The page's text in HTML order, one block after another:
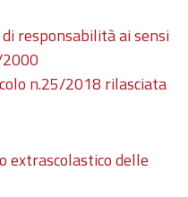
responsabilità ai sensi
n.25/2018 rilasciata
extrascolastico delle